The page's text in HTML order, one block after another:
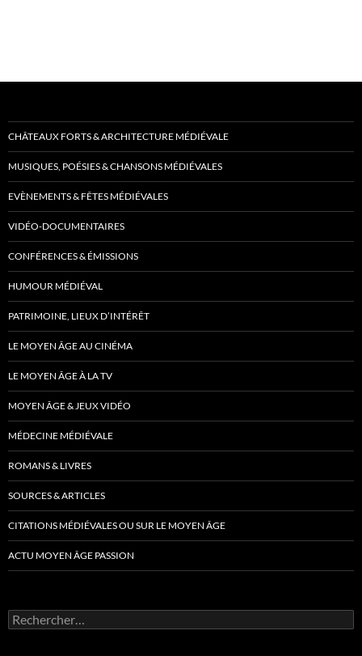
CHÂTEAUX FORTS & ARCHITECTURE MÉDIÉVALE
MUSIQUES, POÉSIES & CHANSONS MÉDIÉVALES
EVÈNEMENTS & FÊTES MÉDIÉVALES
VIDÉO-DOCUMENTAIRES
CONFÉRENCES & ÉMISSIONS
HUMOUR MÉDIÉVAL
PATRIMOINE, LIEUX D’INTÉRÊT
LE MOYEN ÂGE AU CINÉMA
LE MOYEN ÂGE À LA TV
MOYEN ÂGE & JEUX VIDÉO
MÉDECINE MÉDIÉVALE
ROMANS & LIVRES
SOURCES & ARTICLES
CITATIONS MÉDIÉVALES OU SUR LE MOYEN ÂGE
ACTU MOYEN ÂGE PASSION
Rechercher :